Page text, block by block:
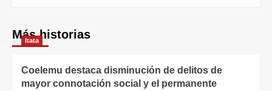
Más historias
Itata
Coelemu destaca disminución de delitos de
mayor connotación social y el permanente